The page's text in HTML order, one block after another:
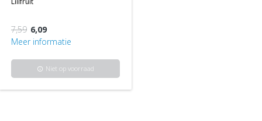
7,59 6,09
Meer informatie
info Niet op voorraad